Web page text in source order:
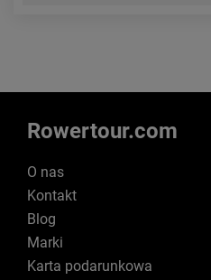
Rowertour.com
O nas
Kontakt
Blog
Marki
Karta podarunkowa